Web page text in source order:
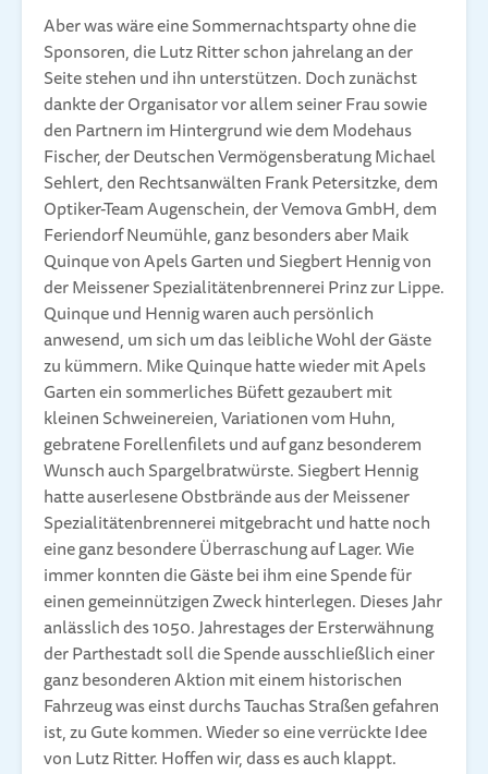
Aber was wäre eine Sommernachtsparty ohne die
Sponsoren, die Lutz Ritter schon jahrelang an der
Seite stehen und ihn unterstützen. Doch zunächst
dankte der Organisator vor allem seiner Frau sowie
den Partnern im Hintergrund wie dem Modehaus
Fischer, der Deutschen Vermögensberatung Michael
Sehlert, den Rechtsanwälten Frank Petersitzke, dem
Optiker-Team Augenschein, der Vemova GmbH, dem
Feriendorf Neumühle, ganz besonders aber Maik
Quinque von Apels Garten und Siegbert Hennig von
der Meissener Spezialitätenbrennerei Prinz zur Lippe.
Quinque und Hennig waren auch persönlich
anwesend, um sich um das leibliche Wohl der Gäste
zu kümmern. Mike Quinque hatte wieder mit Apels
Garten ein sommerliches Büfett gezaubert mit
kleinen Schweinereien, Variationen vom Huhn,
gebratene Forellenfilets und auf ganz besonderem
Wunsch auch Spargelbratwürste. Siegbert Hennig
hatte auserlesene Obstbrände aus der Meissener
Spezialitätenbrennerei mitgebracht und hatte noch
eine ganz besondere Überraschung auf Lager. Wie
immer konnten die Gäste bei ihm eine Spende für
einen gemeinnützigen Zweck hinterlegen. Dieses Jahr
anlässlich des 1050. Jahrestages der Ersterwähnung
der Parthestadt soll die Spende ausschließlich einer
ganz besonderen Aktion mit einem historischen
Fahrzeug was einst durchs Tauchas Straßen gefahren
ist, zu Gute kommen. Wieder so eine verrückte Idee
von Lutz Ritter. Hoffen wir, dass es auch klappt.